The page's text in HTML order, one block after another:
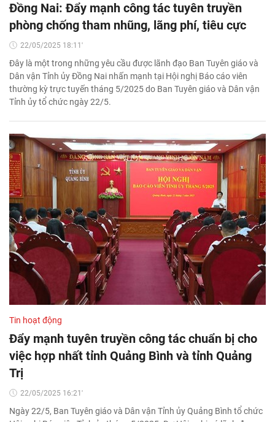
Đồng Nai: Đẩy mạnh công tác tuyên truyền
phòng chống tham nhũng, lãng phí, tiêu cực
22/05/2025 18:11'
Đây là một trong những yêu cầu được lãnh đạo Ban Tuyên giáo và
Dân vận Tỉnh ủy Đồng Nai nhấn mạnh tại Hội nghị Báo cáo viên
thường kỳ trực tuyến tháng 5/2025 do Ban Tuyên giáo và Dân vận
Tỉnh ủy tổ chức ngày 22/5.
Tin hoạt động
Đẩy mạnh tuyên truyền công tác chuẩn bị cho
việc hợp nhất tỉnh Quảng Bình và tỉnh Quảng
Trị
22/05/2025 16:21'
Ngày 22/5, Ban Tuyên giáo và Dân vận Tỉnh ủy Quảng Bình tổ chức